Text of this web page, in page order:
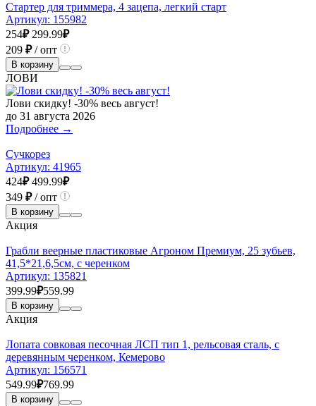
Стартер для триммера, 4 зацепа, легкий старт
Артикул: 155982
254₽ 299.99₽
209 ₽/ опт
В корзину
ЛОВИ
Лови скидку! -30% весь август!
до 31 августа 2026
Подробнее →
Сучкорез
Артикул: 41965
424₽ 499.99₽
349 ₽/ опт
В корзину
Акция
Грабли веерные пластиковые Агроном Премиум, 25 зубьев,
41,5*21,6,5см, с черенком
Артикул: 135821
399.99₽559.99
В корзину
Акция
Лопата совковая песочная ЛСП тип 1, рельсовая сталь, с
деревянным черенком, Кемерово
Артикул: 156571
549.99₽769.99
В корзину